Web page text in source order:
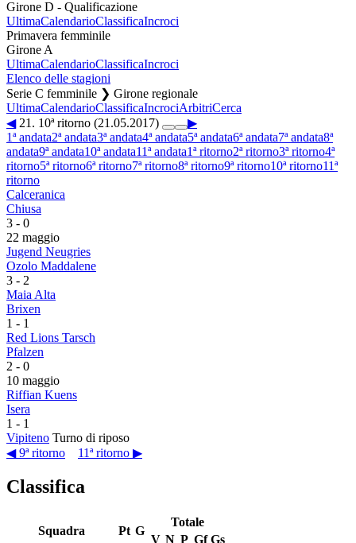
Girone D - Qualificazione
UltimaCalendarioClassificaIncroci
Primavera femminile
Girone A
UltimaCalendarioClassificaIncroci
Elenco delle stagioni
Serie C femminile ❯ Girone regionale
UltimaCalendarioClassificaIncrociArbitriCerca
◀21. 10ª ritorno (21.05.2017)
▶
1ª andata2ª andata3ª andata4ª andata5ª andata6ª andata7ª andata8ª
andata9ª andata10ª andata11ª andata1ª ritorno2ª ritorno3ª ritorno4ª
ritorno5ª ritorno6ª ritorno7ª ritorno8ª ritorno9ª ritorno10ª ritorno11ª
ritorno
Calceranica
Chiusa
3 - 0
22 maggio
Jugend Neugries
Ozolo Maddalene
3 - 2
Maia Alta
Brixen
1 - 1
Red Lions Tarsch
Pfalzen
2 - 0
10 maggio
Riffian Kuens
Isera
1 - 1
Vipiteno Turno di riposo
◀ 9ª ritorno
11ª ritorno ▶
Classifica
Squadra Pt G
Totale
V N P Gf Gs